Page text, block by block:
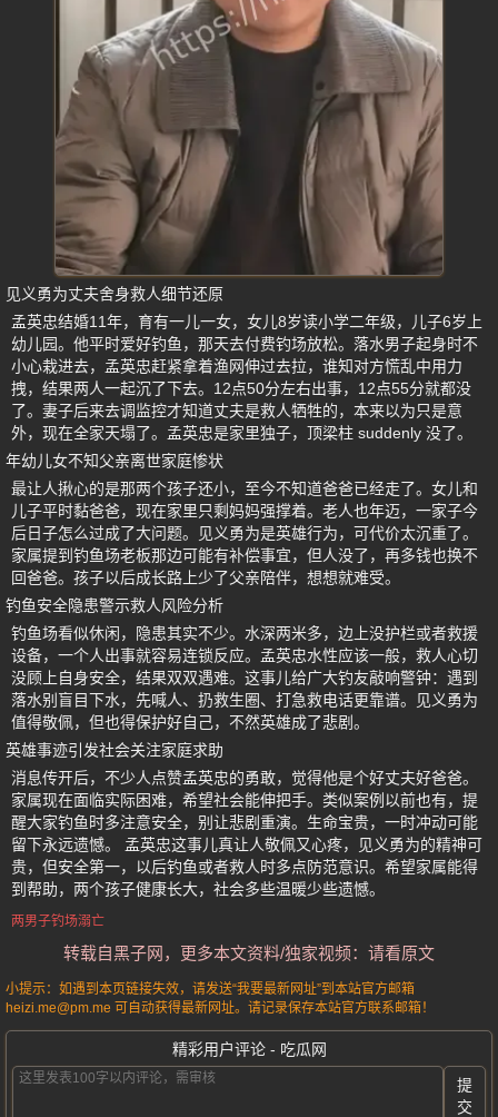
见义勇为丈夫舍身救人细节还原
孟英忠结婚11年，育有一儿一女，女儿8岁读小学二年级，儿子6岁上
幼儿园。他平时爱好钓鱼，那天去付费钓场放松。落水男子起身时不
小心栽进去，孟英忠赶紧拿着渔网伸过去拉，谁知对方慌乱中用力
拽，结果两人一起沉了下去。12点50分左右出事，12点55分就都没
了。妻子后来去调监控才知道丈夫是救人牺牲的，本来以为只是意
外，现在全家天塌了。孟英忠是家里独子，顶梁柱 suddenly 没了。
年幼儿女不知父亲离世家庭惨状
最让人揪心的是那两个孩子还小，至今不知道爸爸已经走了。女儿和
儿子平时黏爸爸，现在家里只剩妈妈强撑着。老人也年迈，一家子今
后日子怎么过成了大问题。见义勇为是英雄行为，可代价太沉重了。
家属提到钓鱼场老板那边可能有补偿事宜，但人没了，再多钱也换不
回爸爸。孩子以后成长路上少了父亲陪伴，想想就难受。
钓鱼安全隐患警示救人风险分析
钓鱼场看似休闲，隐患其实不少。水深两米多，边上没护栏或者救援
设备，一个人出事就容易连锁反应。孟英忠水性应该一般，救人心切
没顾上自身安全，结果双双遇难。这事儿给广大钓友敲响警钟：遇到
落水别盲目下水，先喊人、扔救生圈、打急救电话更靠谱。见义勇为
值得敬佩，但也得保护好自己，不然英雄成了悲剧。
英雄事迹引发社会关注家庭求助
消息传开后，不少人点赞孟英忠的勇敢，觉得他是个好丈夫好爸爸。
家属现在面临实际困难，希望社会能伸把手。类似案例以前也有，提
醒大家钓鱼时多注意安全，别让悲剧重演。生命宝贵，一时冲动可能
留下永远遗憾。 孟英忠这事儿真让人敬佩又心疼，见义勇为的精神可
贵，但安全第一，以后钓鱼或者救人时多点防范意识。希望家属能得
到帮助，两个孩子健康长大，社会多些温暖少些遗憾。
两男子钓场溺亡
转载自黑子网，更多本文资料/独家视频：请看原文
小提示：如遇到本页链接失效，请发送“我要最新网址”到本站官方邮箱
heizi.me@pm.me 可自动获得最新网址。请记录保存本站官方联系邮箱！
精彩用户评论 - 吃瓜网
提
交